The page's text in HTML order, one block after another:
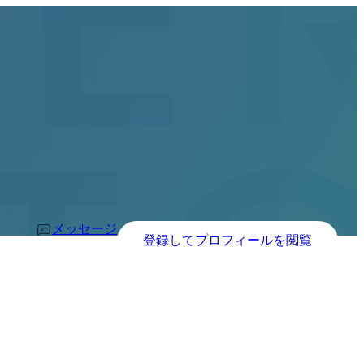
メッセージ
登録してプロフィールを閲覧